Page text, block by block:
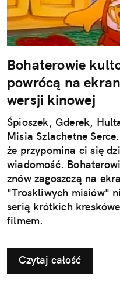
Bohaterowie
powrócą na
wersji kinowej
Śpioszek, Gderek,
Misia Szlachetne
że przypomina ci się
wiadomość.
znów zagoszczą na
"Troskliwych misiów"
serią krótkich
filmem.
Czytaj całość